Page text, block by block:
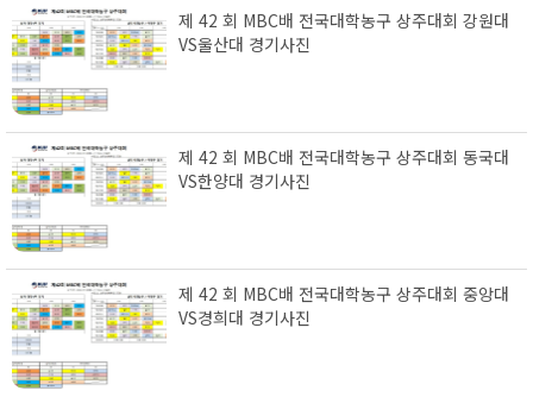
제 42 회 MBC배 전국대학농구 상주대회 강원대
VS울산대 경기사진
제 42 회 MBC배 전국대학농구 상주대회 동국대
VS한양대 경기사진
제 42 회 MBC배 전국대학농구 상주대회 중앙대
VS경희대 경기사진